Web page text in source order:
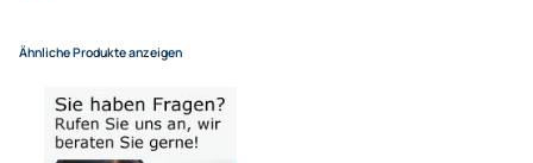
- +
Bezahlmöglichkeiten